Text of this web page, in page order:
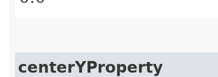
centerYProperty